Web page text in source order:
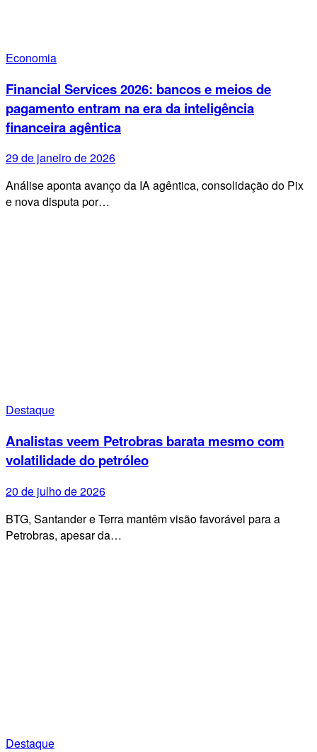
Economia
Financial Services 2026: bancos e meios de
pagamento entram na era da inteligência
financeira agêntica
29 de janeiro de 2026
Análise aponta avanço da IA agêntica, consolidação do Pix
e nova disputa por…
Destaque
Analistas veem Petrobras barata mesmo com
volatilidade do petróleo
20 de julho de 2026
BTG, Santander e Terra mantêm visão favorável para a
Petrobras, apesar da…
Destaque